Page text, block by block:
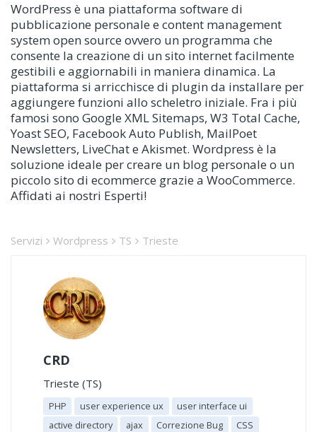
WordPress è una piattaforma software di
pubblicazione personale e content management
system open source ovvero un programma che
consente la creazione di un sito internet facilmente
gestibili e aggiornabili in maniera dinamica. La
piattaforma si arricchisce di plugin da installare per
aggiungere funzioni allo scheletro iniziale. Fra i più
famosi sono Google XML Sitemaps, W3 Total Cache,
Yoast SEO, Facebook Auto Publish, MailPoet
Newsletters, LiveChat e Akismet. Wordpress è la
soluzione ideale per creare un blog personale o un
piccolo sito di ecommerce grazie a WooCommerce.
Affidati ai nostri Esperti!
Servizi Wordpress TS Trieste
CRD
Trieste (TS)
PHP user experience ux
user interface ui
active directory
ajax Correzione Bug
CSS